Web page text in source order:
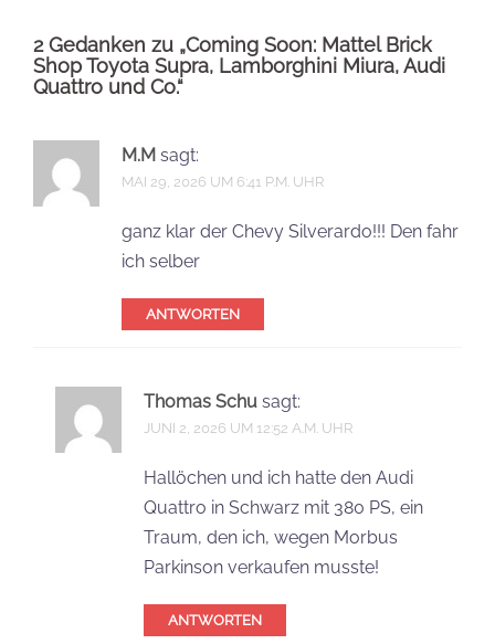
Thomas Schu sagt:
Hallöchen und ich hatte den Audi
Quattro in Schwarz mit 380 PS, ein
Traum, den ich, wegen Morbus
Parkinson verkaufen musste!
ANTWORTEN
Deine E-Mail-Adresse wird nicht veröffentlicht.
Erforderliche Felder sind mit